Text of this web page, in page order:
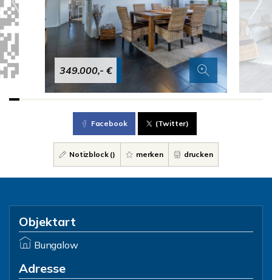
349.000,- €
Facebook (Twitter)
Notizblock () merken drucken
Objektart
Bungalow
Adresse